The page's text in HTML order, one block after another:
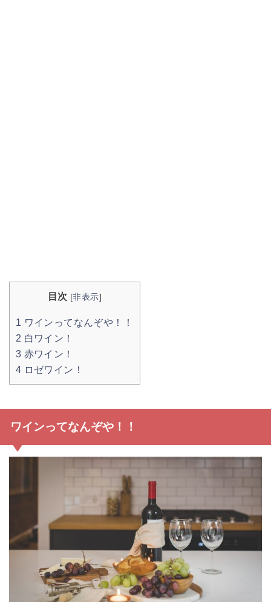
目次 [非表示]
1 ワインってなんぞや！！
2 白ワイン！
3 赤ワイン！
4 ロゼワイン！
ワインってなんぞや！！